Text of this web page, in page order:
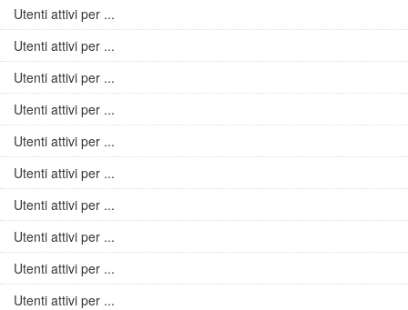
Utenti attivi per ...
Utenti attivi per ...
Utenti attivi per ...
Utenti attivi per ...
Utenti attivi per ...
Utenti attivi per ...
Utenti attivi per ...
Utenti attivi per ...
Utenti attivi per ...
Utenti attivi per ...